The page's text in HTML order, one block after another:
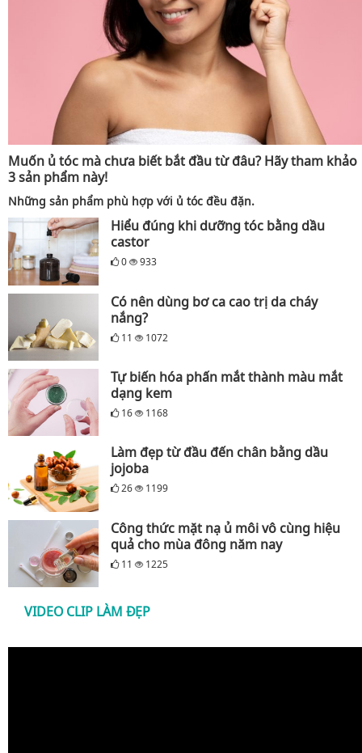
Muốn ủ tóc mà chưa biết bắt đầu từ đâu? Hãy tham khảo
3 sản phẩm này!
Những sản phẩm phù hợp với ủ tóc đều đặn.
Hiểu đúng khi dưỡng tóc bằng dầu
castor
0 933
Có nên dùng bơ ca cao trị da cháy
nắng?
11 1072
Tự biến hóa phấn mắt thành màu mắt
dạng kem
16 1168
Làm đẹp từ đầu đến chân bằng dầu
jojoba
26 1199
Công thức mặt nạ ủ môi vô cùng hiệu
quả cho mùa đông năm nay
11 1225
VIDEO CLIP LÀM ĐẸP